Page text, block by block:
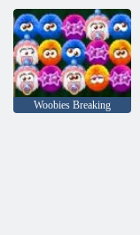
Woobies Breaking